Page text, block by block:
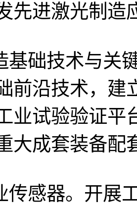
先进激光制造
础技术与关键
前沿技术，建
业试验验证平
大成套装备配
感器。开展工